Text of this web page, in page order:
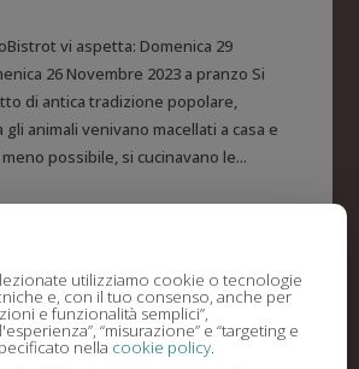
vi aspetta: Domenica 29
26 Novembre 2023 a pranzo Si
di antica tradizione popolare,
gli animali venivano macellati a casa e
possibile, si cucinavano le...
utilizziamo cookie o tecnologie
e, con il tuo consenso, anche per
e funzionalità semplici”,
“misurazione” e “targeting e
nella cookie policy.